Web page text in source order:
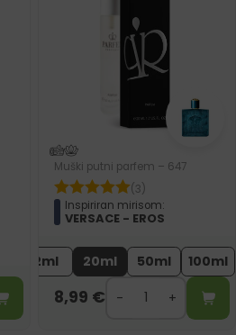
Muški putni parfem – 647
(3)
Inspiriran mirisom:
VERSACE - EROS
2ml 20ml 50ml 100ml
8,99 €